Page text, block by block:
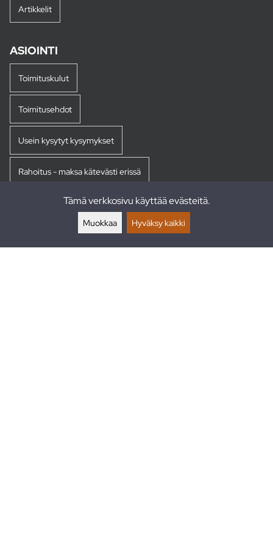
Artikkelit
ASIOINTI
Toimituskulut
Toimitusehdot
Usein kysytyt kysymykset
Rahoitus - maksa kätevästi erissä
Tämä verkkosivu käyttää evästeitä.
Muokkaa Hyväksy kaikki